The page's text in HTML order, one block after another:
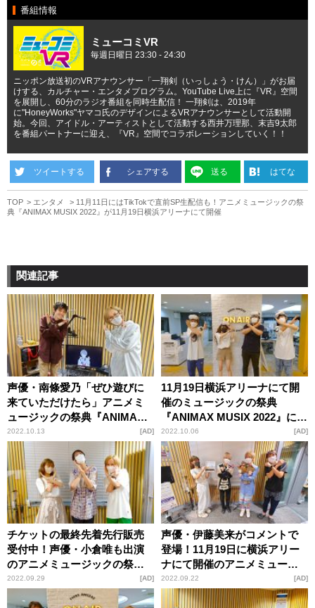
番組情報
ミューコミVR
毎週日曜日 23:30 - 24:30
ニッポン放送初のVRアナウンサー「一翔剣（いっしょう・けん）」がお届
けする、カルチャー・エンタメプログラム。YouTube Live上に『VR』空間
を展開し、60分のラジオ番組を同時生配信！ 一翔剣は、2019年
に"HoneyWorks"ヤマコ氏のデザインによるVRアナウンサーとして活動開
始。今回、アイドル・アーティストとして活動する西井万理那、末吉9太郎
を番組パートナーに迎え、『VR』空間でコラボレーションしていく！！
ツイートする シェアする 送る はてな
TOP エンタメ
11月11日にはTikTokで直前SP生配信も！アニメミュージックの祭
典『ANIMAX MUSIX 2022』が11月19日横浜アリーナにて開催
関連記事
声優・南條愛乃「ぜひ遊びに
来ていただけたら」アニメミ
ュージックの祭典『ANIMAX
MUSIX 2022』が11月19日横浜
アリーナにて開催
2022.10.13 AD
11月19日横浜アリーナにて開
催のミュージックの祭典
『ANIMAX MUSIX 2022』にロ
ックバンド・FLOWも気合十
分！チケットの最終先着先行
販売も受付中
2022.10.06 AD
チケットの最終先着先行販売
受付中！声優・小倉唯も出演
のアニメミュージックの祭典
『ANIMAX MUSIX 2022』が11
月19日横浜アリーナにて開催
2022.09.29 AD
声優・伊藤美来がコメントで
登場！11月19日に横浜アリー
ナにて開催のアニメミュージ
ックの祭典『ANIMAX MUSIX
2022』を特集
2022.09.22 AD